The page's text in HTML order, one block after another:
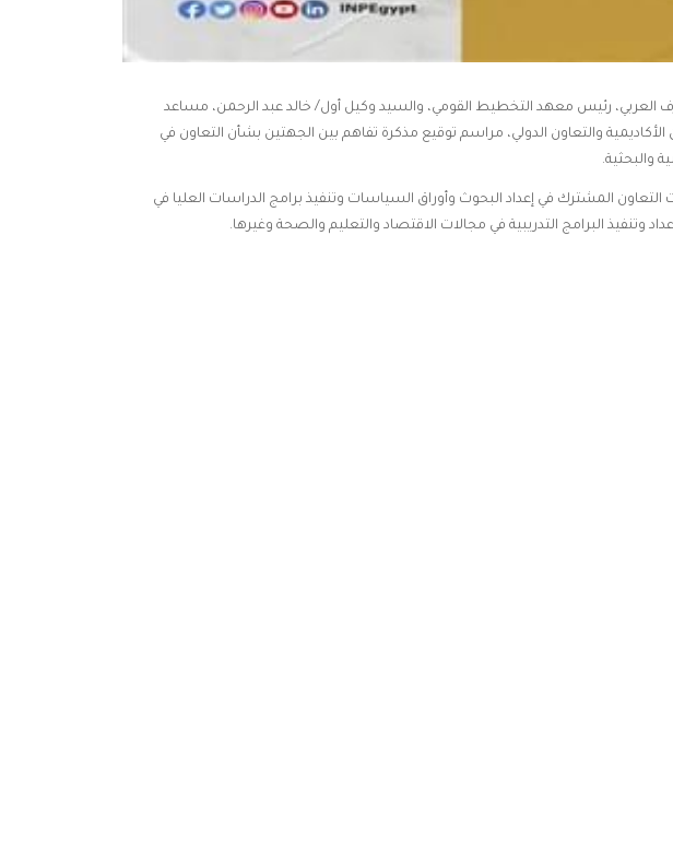
العربي، رئيس معهد التخطيط القومي، والسيد وكيل أول/ خالد عبد الرحمن، مساعد
الأكاديمية والتعاون الدولي، مراسم توقيع مذكرة تفاهم بين الجهتين بشأن التعاون في
والبحثية.
التعاون المشترك في إعداد البحوث وأوراق السياسات وتنفيذ برامج الدراسات العليا في
وتنفيذ البرامج التدريبية في مجالات الاقتصاد والتعليم والصحة وغيرها.